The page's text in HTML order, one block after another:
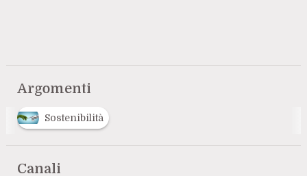
Argomenti
Sostenibilità
Canali